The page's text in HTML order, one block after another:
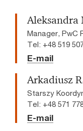
Aleksandra
Manager, PwC
Tel: +48 519
E-mail
Arkadiusz
Starszy
Tel: +48 571
E-mail